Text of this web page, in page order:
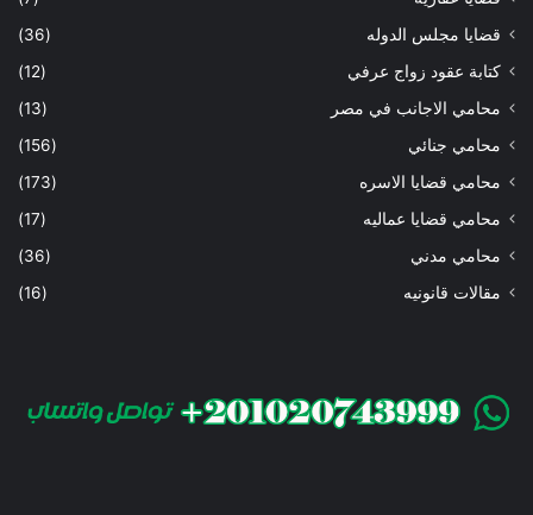
قضايا مجلس الدوله
(36)
كتابة عقود زواج عرفي
(12)
محامي الاجانب في مصر
(13)
محامي جنائي
(156)
محامي قضايا الاسره
(173)
محامي قضايا عماليه
(17)
محامي مدني
(36)
مقالات قانونيه
(16)